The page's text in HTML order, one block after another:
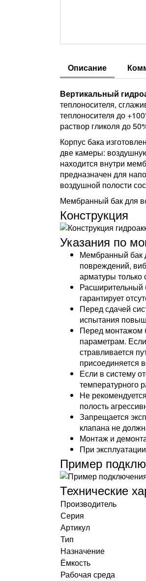
Описание
Вертикальный
теплоносителя,
теплоносителя до
раствор гликоля до
Корпус бака
две камеры:
находится внутри
предназначен для
воздушной полости
Мембранный бак для
Конструкция
Указания по
Мембранный бак
повреждений,
арматуры
Расширительный
гарантирует
Перед сдачей
испытания
Перед монтажом
параметрам.
стравливается
присоединяется
Если в систему
температурного
Не
полость
Запрещается
клапана не
Монтаж и
При
Пример
Технические
Производитель
Серия
Артикул
Тип
Назначение
Ёмкость
Рабочая среда